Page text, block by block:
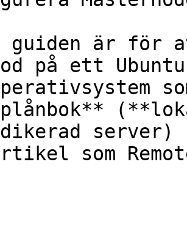
guiden är för
på ett
som